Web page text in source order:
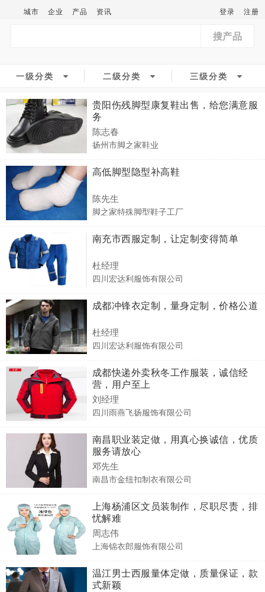
城市 企业 产品 资讯 登录 注册
搜产品
一级分类 二级分类 三级分类
贵阳伤残脚型康复鞋出售，给您满意服
务
陈志春
扬州市脚之家鞋业
高低脚型隐型补高鞋
陈先生
脚之家特殊脚型鞋子工厂
南充市西服定制，让定制变得简单
杜经理
四川宏达利服饰有限公司
成都冲锋衣定制，量身定制，价格公道
杜经理
四川宏达利服饰有限公司
成都快递外卖秋冬工作服装，诚信经
营，用户至上
刘经理
四川雨燕飞扬服饰有限公司
南昌职业装定做，用真心换诚信，优质
服务请放心
邓先生
南昌市金纽扣制衣有限公司
上海杨浦区文员装制作，尽职尽责，排
忧解难
周志伟
上海锦衣郎服饰有限公司
温江男士西服量体定做，质量保证，款
式新颖